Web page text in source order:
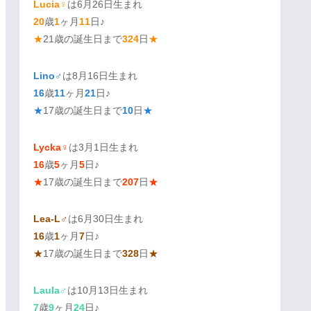
Lucia♀ は6月26日生まれ
20歳1ヶ月 11日♪
★21歳の誕生日まで324日★
Lino♂ は8月16日生まれ
16歳11ヶ月21日♪
★17歳の誕生日まで10日★
Lycka♀ は3月1日生まれ
16歳5ヶ月5日♪
★17歳の誕生日まで207日★
Lea-L♂は6月30日生まれ
16歳1ヶ月7日♪
★17歳の誕生日まで328日★
Laula♂ は10月13日生まれ
7歳9ヶ月24日♪